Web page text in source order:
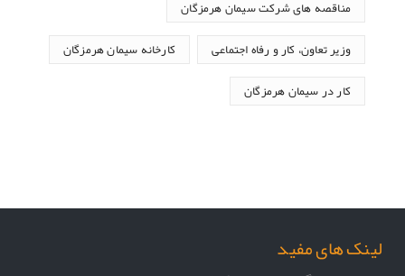
مناقصه های شرکت سیمان هرمزگان
وزیر تعاون، کار و رفاه اجتماعی کارخانه سیمان هرمزگان
کار در سیمان هرمزگان
لینک های مفید